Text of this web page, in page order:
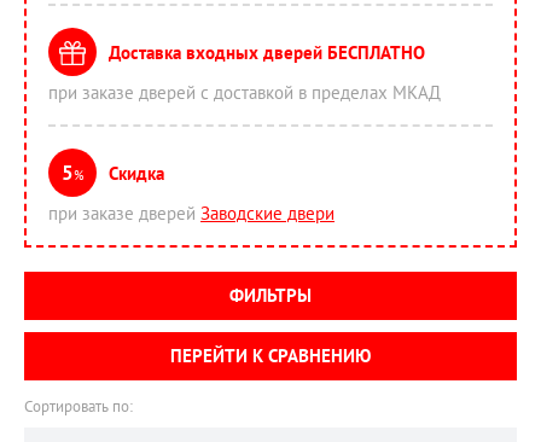
Сортировать по:
Доставка входных дверей БЕСПЛАТНО
при заказе дверей с доставкой в пределах МКАД
5%
Скидка
при заказе дверей Заводские двери
ФИЛЬТРЫ
ПЕРЕЙТИ К СРАВНЕНИЮ